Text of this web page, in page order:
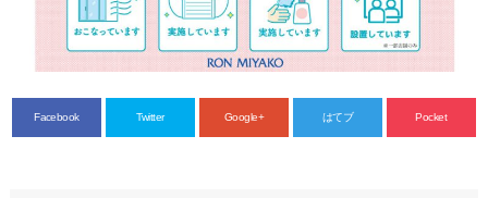
Facebook Twitter Google+ はてブ Pocket